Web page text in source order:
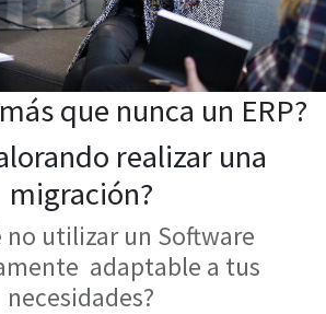
que nunca un ERP?
realizar una
migración?
no utilizar un Software
adaptable a tus
necesidades?